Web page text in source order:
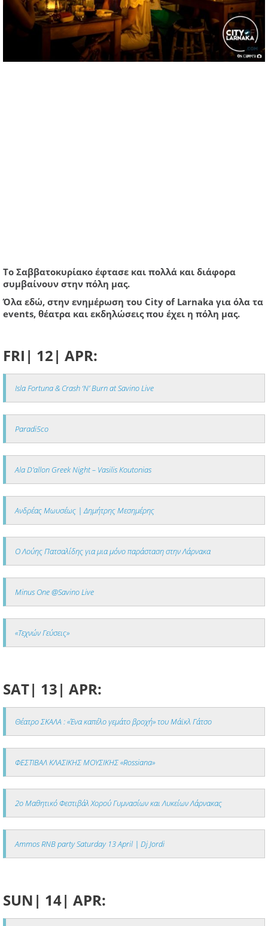
Το Σαββατοκυρίακο έφτασε και πολλά και διάφορα
συμβαίνουν στην πόλη μας.
Όλα εδώ, στην ενημέρωση του City of Larnaka για όλα τα
events, θέατρα και εκδηλώσεις που έχει η πόλη μας.
FRI| 12| APR:
Isla Fortuna & Crash ‘N’ Burn at Savino Live
Paradi5co
Ala D’allon Greek Night – Vasilis Koutonias
Ανδρέας Μωυσέως | Δημήτρης Μεσημέρης
Ο Λούης Πατσαλίδης για μια μόνο παράσταση στην Λάρνακα
Minus One @Savino Live
«Τεχνών Γεύσεις»
SAT| 13| APR:
Θέατρο ΣΚΑΛΑ : «Ένα καπέλο γεμάτο βροχή» του Μάϊκλ Γάτσο
ΦΕΣΤΙΒΑΛ ΚΛΑΣΙΚΗΣ ΜΟΥΣΙΚΗΣ «Rossiana»
2ο Μαθητικό Φεστιβάλ Χορού Γυμνασίων και Λυκείων Λάρνακας
Ammos RNB party Saturday 13 April | Dj Jordi
SUN| 14| APR: